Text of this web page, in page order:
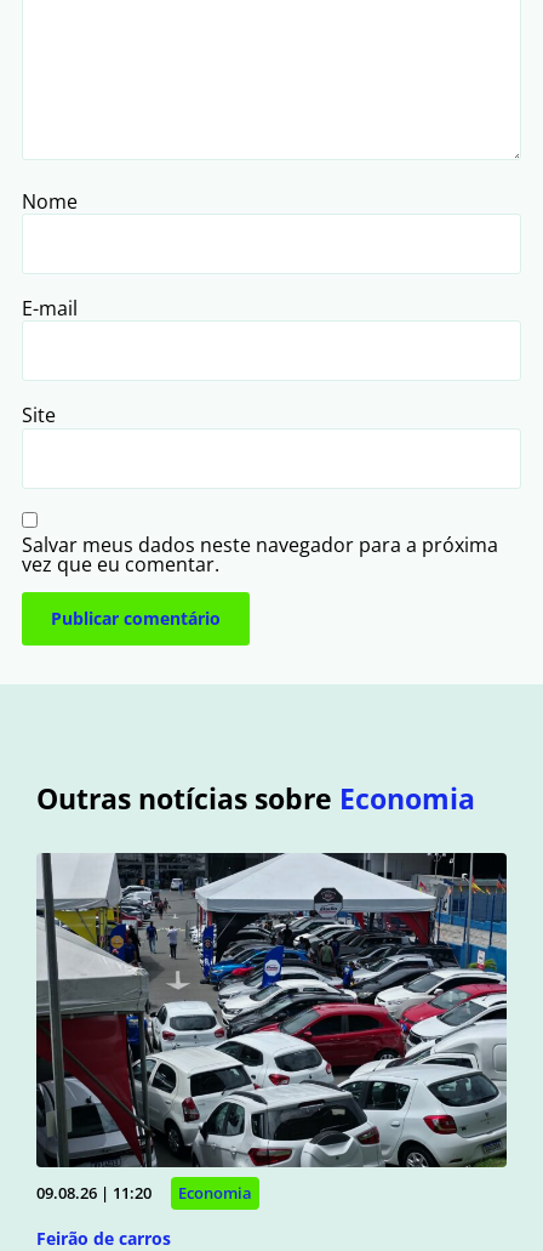
Nome
E-mail
Site
Salvar meus dados neste navegador para a próxima
vez que eu comentar.
Outras notícias sobre Economia
09.08.26 | 11:20 Economia
Feirão de carros